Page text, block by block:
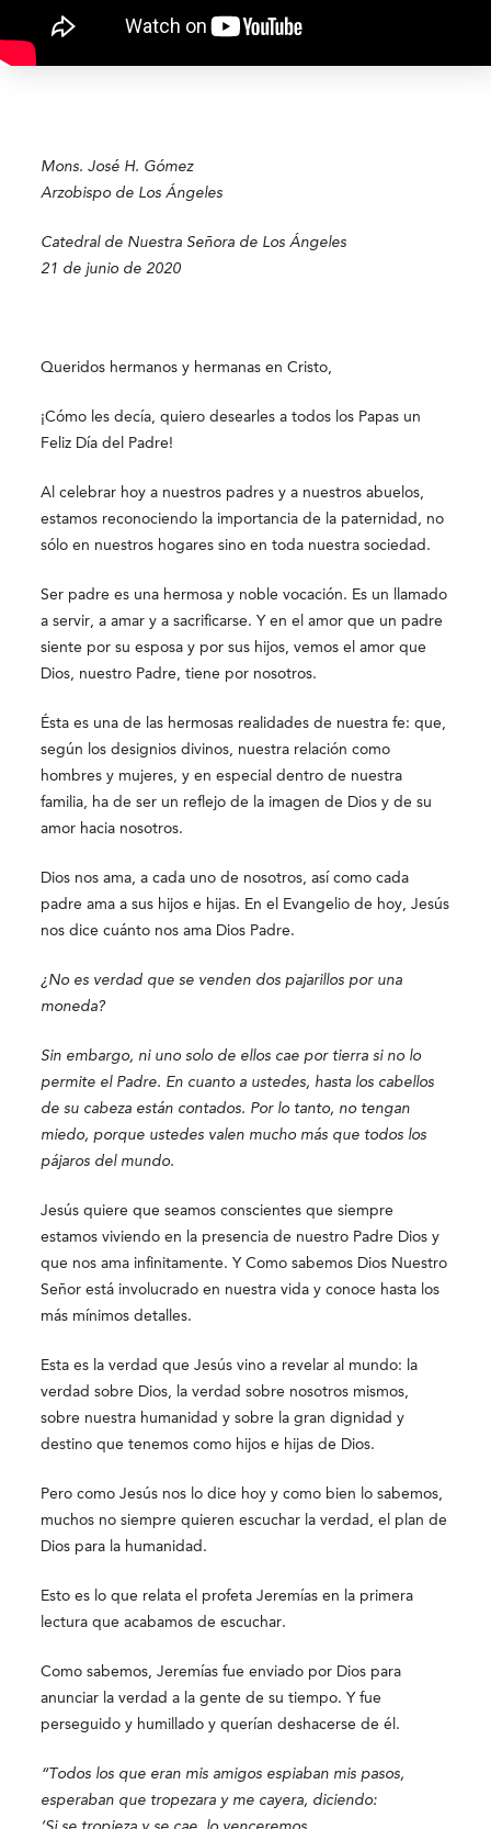
Mons. José H. Gómez
Arzobispo de Los Ángeles
Catedral de Nuestra Señora de Los Ángeles
21 de junio de 2020
Queridos hermanos y hermanas en Cristo,
¡Cómo les decía, quiero desearles a todos los Papas un
Feliz Día del Padre!
Al celebrar hoy a nuestros padres y a nuestros abuelos,
estamos reconociendo la importancia de la paternidad, no
sólo en nuestros hogares sino en toda nuestra sociedad.
Ser padre es una hermosa y noble vocación. Es un llamado
a servir, a amar y a sacrificarse. Y en el amor que un padre
siente por su esposa y por sus hijos, vemos el amor que
Dios, nuestro Padre, tiene por nosotros.
Ésta es una de las hermosas realidades de nuestra fe: que,
según los designios divinos, nuestra relación como
hombres y mujeres, y en especial dentro de nuestra
familia, ha de ser un reflejo de la imagen de Dios y de su
amor hacia nosotros.
Dios nos ama, a cada uno de nosotros, así como cada
padre ama a sus hijos e hijas. En el Evangelio de hoy, Jesús
nos dice cuánto nos ama Dios Padre.
¿No es verdad que se venden dos pajarillos por una
moneda?
Sin embargo, ni uno solo de ellos cae por tierra si no lo
permite el Padre. En cuanto a ustedes, hasta los cabellos
de su cabeza están contados. Por lo tanto, no tengan
miedo, porque ustedes valen mucho más que todos los
pájaros del mundo.
Jesús quiere que seamos conscientes que siempre
estamos viviendo en la presencia de nuestro Padre Dios y
que nos ama infinitamente. Y Como sabemos Dios Nuestro
Señor está involucrado en nuestra vida y conoce hasta los
más mínimos detalles.
Esta es la verdad que Jesús vino a revelar al mundo: la
verdad sobre Dios, la verdad sobre nosotros mismos,
sobre nuestra humanidad y sobre la gran dignidad y
destino que tenemos como hijos e hijas de Dios.
Pero como Jesús nos lo dice hoy y como bien lo sabemos,
muchos no siempre quieren escuchar la verdad, el plan de
Dios para la humanidad.
Esto es lo que relata el profeta Jeremías en la primera
lectura que acabamos de escuchar.
Como sabemos, Jeremías fue enviado por Dios para
anunciar la verdad a la gente de su tiempo. Y fue
perseguido y humillado y querían deshacerse de él.
“Todos los que eran mis amigos espiaban mis pasos,
esperaban que tropezara y me cayera, diciendo: